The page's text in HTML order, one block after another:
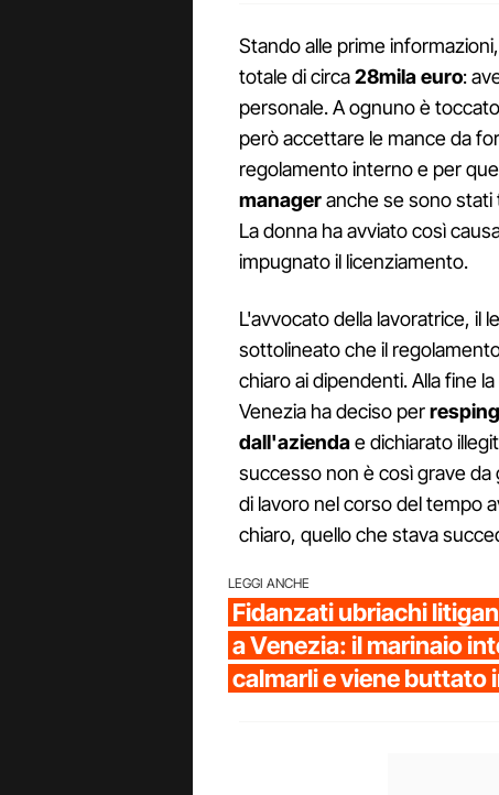
Stando alle prime
totale di circa28mila euro:
personale. A ognuno è
però accettare le mance da
regolamento interno e per
manageranche se sono stati
La donna ha avviato così
impugnato il licenziamento.
L'avvocato della lavoratrice, il
sottolineato che il
chiaro ai dipendenti. Alla fine
Venezia ha deciso per
dall'aziendae dichiarato
successo non è così grave da
di lavoro nel corso del tempo
chiaro, quello che stava
LEGGI ANCHE
Fidanzati ubriachi
a Venezia: il marinaio
calmarli e viene buttato